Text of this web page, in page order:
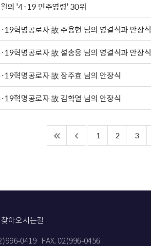
의 '4·19 민주영령' 30위
혁명공로자 故 주용현 님의 영결식과 안장식
혁명공로자 故 설송웅 님의 영결식과 안장식
혁명공로자 故 장주효 님의 안장식
혁명공로자 故 김학열 님의 안장식
1 2 3
찾아오시는길
0419 FAX. 02)996-0456